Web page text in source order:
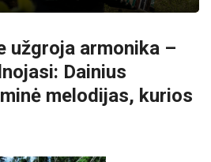
užgroja armonika –
Dainius
melodijas, kurios